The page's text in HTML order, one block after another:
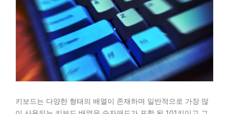
키보드는 다양한 형태의 배열이 존재하며 일반적으로 가장 많